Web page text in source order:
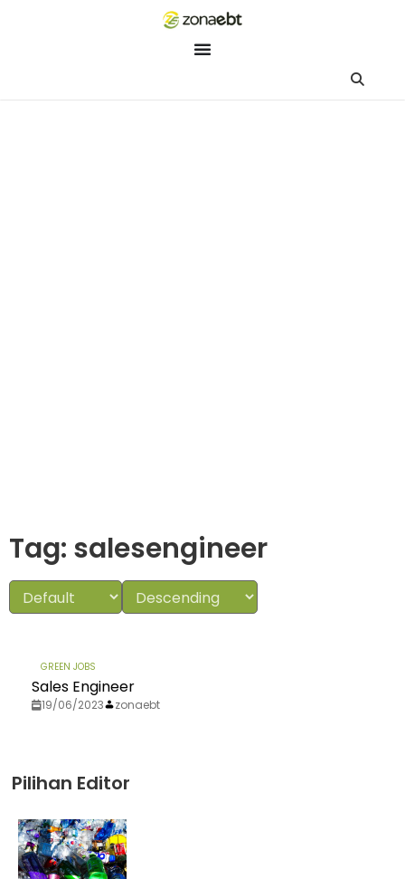
Tag: salesengineer
GREEN JOBS
Sales Engineer
19/06/2023 zonaebt
Pilihan Editor